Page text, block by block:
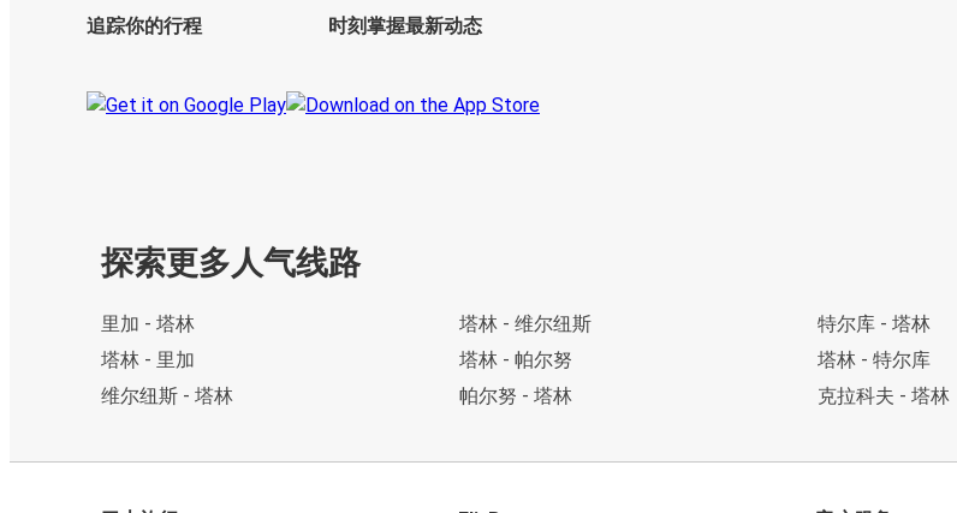
追踪你的行程
时刻掌握最新动态
探索更多人气线路
里加 - 塔林
塔林 - 里加
维尔纽斯 - 塔林
塔林 - 维尔纽斯
塔林 - 帕尔努
帕尔努 - 塔林
特尔库 - 塔林
塔林 - 特尔库
克拉科夫 - 塔林